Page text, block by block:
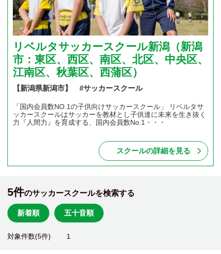
リベルタサッカースクール新潟（新潟
市：東区、西区、南区、北区、中央区、
江南区、秋葉区、西蒲区）
【新潟県新潟市】 #サッカースクール
「国内会員数NO.1の子供向けサッカースクール」 リベルタサ
ッカースクールはサッカーを教材とし子供達に未来を生き抜く
力『人間力』を育成する、国内会員数No.1・・・
スクールの詳細を見る
5件のサッカースクールを検索する
新着順 五十音順
対象件数(5件) 1